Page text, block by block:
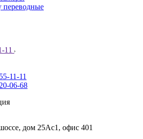
переводные
11
11-11
06-68
дом 25Аc1, офис 401